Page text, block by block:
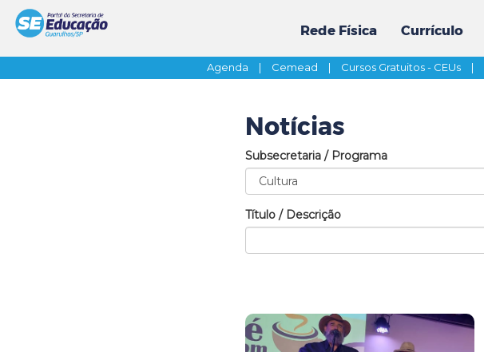
Rede Física Currículo
Agenda | Cemead | Cursos Gratuitos - CEUs |
Notícias
Subsecretaria / Programa
Título / Descrição